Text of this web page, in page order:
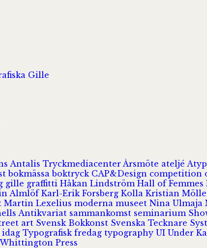
Gille
Antalis Tryckmediacenter Årsmöte ateljé
bokmässaboktryck CAP&Design competition
gille graffitti Håkan Lindström Hall of Femmes
Almlöf Karl-Erik Forsberg Kolla Kristian
Martin Lexelius moderna museet Nina Ulmaja
Antikvariat sammankomst seminarium
art Svensk Bokkonst Svenska Tecknare
idag Typografisk fredag typography UI Under
Whittington Press